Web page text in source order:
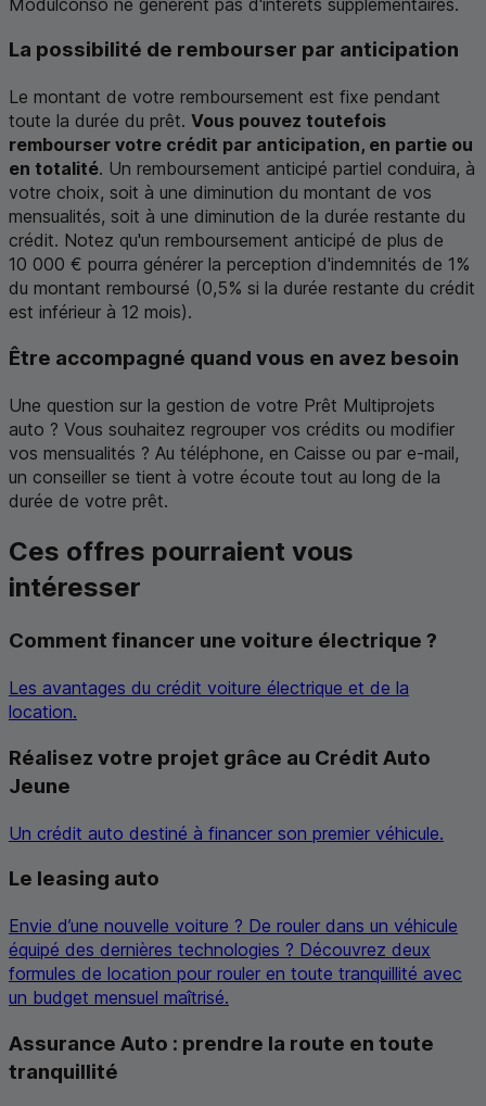
La possibilité de rembourser par anticipation
Le montant de votre remboursement est fixe pendant
toute la durée du prêt. Vous pouvez toutefois
rembourser votre crédit par anticipation, en partie ou
en totalité. Un remboursement anticipé partiel conduira, à
votre choix, soit à une diminution du montant de vos
mensualités, soit à une diminution de la durée restante du
crédit. Notez qu'un remboursement anticipé de plus de
10 000 € pourra générer la perception d'indemnités de 1%
du montant remboursé (0,5% si la durée restante du crédit
est inférieur à 12 mois).
Être accompagné quand vous en avez besoin
Une question sur la gestion de votre Prêt Multiprojets
auto ? Vous souhaitez regrouper vos crédits ou modifier
vos mensualités ? Au téléphone, en Caisse ou par e-mail,
un conseiller se tient à votre écoute tout au long de la
durée de votre prêt.
Ces offres pourraient vous
intéresser
Comment financer une voiture électrique ?
Les avantages du crédit voiture électrique et de la
location.
Réalisez votre projet grâce au Crédit Auto
Jeune
Un crédit auto destiné à financer son premier véhicule.
Le leasing auto
Envie d’une nouvelle voiture ? De rouler dans un véhicule
équipé des dernières technologies ? Découvrez deux
formules de location pour rouler en toute tranquillité avec
un budget mensuel maîtrisé.
Assurance Auto : prendre la route en toute
tranquillité